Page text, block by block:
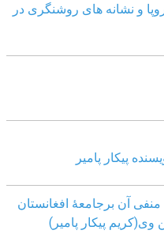
و نشانه های روشنگری در
پیکار پامیر
منفی آن برجامعۀ افغانستان
وی(کریم پیکار پامیر)